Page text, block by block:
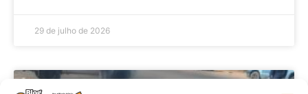
29 de julho de 2026